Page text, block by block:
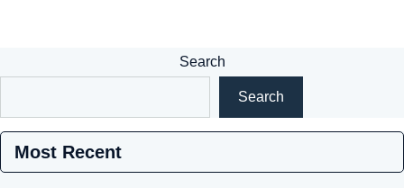
Search
Search
Most Recent